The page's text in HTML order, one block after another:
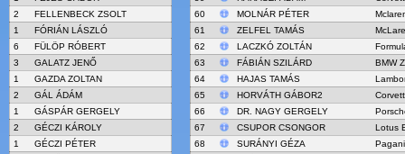
2
FELLENBECK ZSOLT
1
FÓRIÁN LÁSZLÓ
6
FÜLÖP RÓBERT
3
GALATZ JENŐ
1
GAZDA ZOLTAN
2
GÁL ÁDÁM
1
GÁSPÁR GERGELY
2
GÉCZI KÁROLY
1
GÉCZI PÉTER
60
MOLNÁR PÉTER
61
ZELFEL TAMÁS
62
LACZKÓ ZOLTÁN
63
FÁBIÁN SZILÁRD
BMW
64
HAJAS TAMÁS
65
HORVÁTH GÁBOR2
66
DR. NAGY GERGELY
67
CSUPOR CSONGOR
Lotus
68
SURÁNYI GÉZA